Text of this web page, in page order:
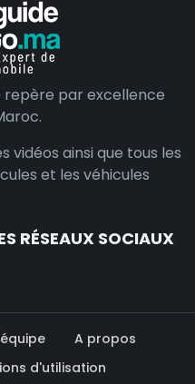
repère par excellence
vidéos ainsi que tous les
et les véhicules
RÉSEAUX SOCIAUX
A propos
d'utilisation